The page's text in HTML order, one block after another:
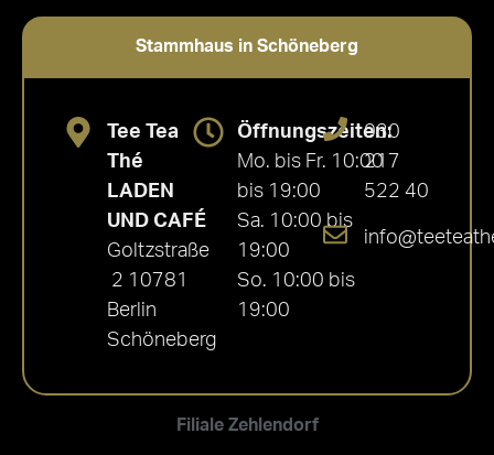
Stammhaus in Schöneberg
Filiale Zehlendorf
Tee Tea
Thé
LADEN
UND CAFÉ
Goltzstraße
2 10781
Berlin
Schöneberg
Öffnungszeiten:
Mo. bis Fr. 10:00
bis 19:00
Sa. 10:00 bis
19:00
So. 10:00 bis
19:00
030
217
522 40